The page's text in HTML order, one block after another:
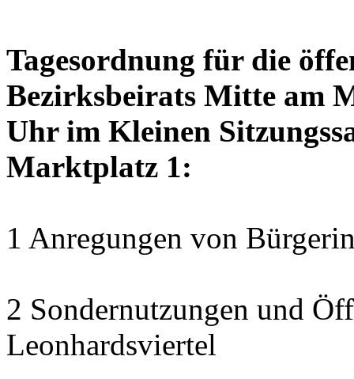
Tagesordnung für die
Bezirksbeirats Mitte am
Uhr im Kleinen
Marktplatz 1:
1 Anregungen von
2 Sondernutzungen und
Leonhardsviertel